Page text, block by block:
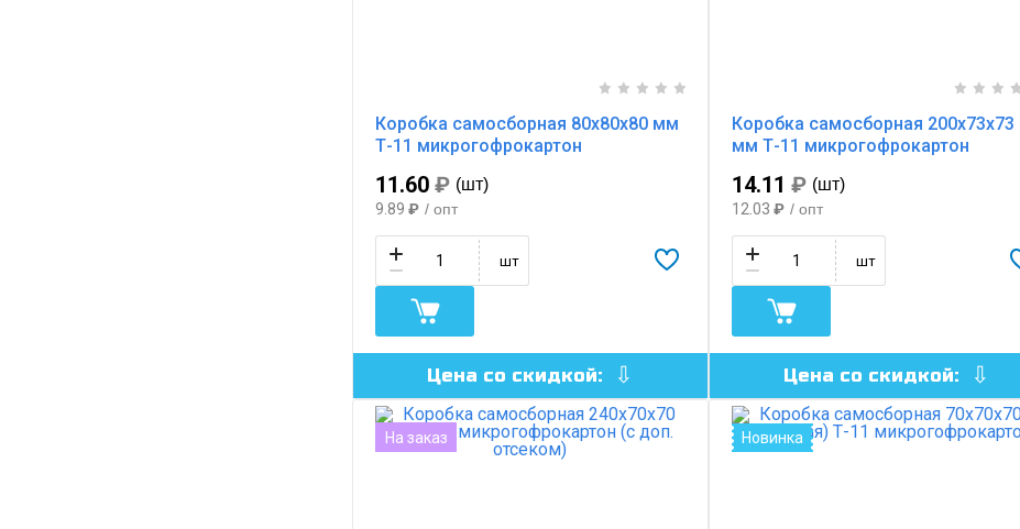
Коробка самосборная 80х80х80 мм
Т-11 микрогофрокартон
11.60 ₽ (шт)
9.89 ₽ / опт
шт
Цена со скидкой:
Коробка самосборная 200х73х73
мм Т-11 микрогофрокартон
14.11 ₽ (шт)
12.03 ₽ / опт
шт
Цена со скидкой:
На заказ Новинка